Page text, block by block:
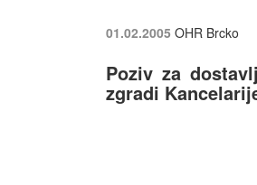
01.02.2005 OHR Brcko
Poziv za
zgradi